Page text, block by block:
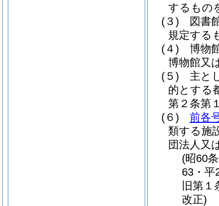
するもの
(３)
図書
規定する
(４)
博物
博物館又
(５)
主と
的とする
第２条第
(６)
前各
類する施
団法人又
(昭60
63・平
旧第
改正)